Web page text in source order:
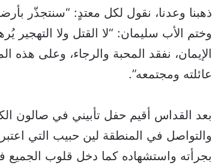
ذهبنا وعدنا، نقول لكل معتدٍ: “سنتجذّر
وختم الأب سليمان: “لا القتل ولا التهجير
الإيمان، نفقد المحبة والرجاء، وعلى
عائلته ومجتمعه”.
بعد القداس أقيم حفل تأبيني في صالون
والتواصل في المنطقة لين حبيب التي
بجرأته واستشهاده كما دخل قلوب الجميع